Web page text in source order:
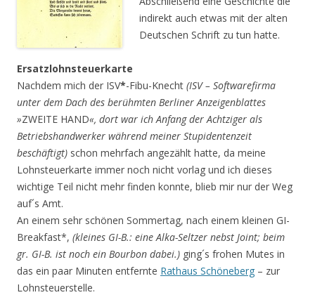
indirekt auch etwas mit der alten
Deutschen Schrift zu tun hatte.
Ersatzlohnsteuerkarte
Nachdem mich der ISV*-Fibu-Knecht (ISV – Softwarefirma
unter dem Dach des berühmten Berliner Anzeigenblattes
»ZWEITE HAND«, dort war ich Anfang der Achtziger als
Betriebshandwerker während meiner Stupidentenzeit
beschäftigt) schon mehrfach angezählt hatte, da meine
Lohnsteuerkarte immer noch nicht vorlag und ich dieses
wichtige Teil nicht mehr finden konnte, blieb mir nur der Weg
auf´s Amt.
An einem sehr schönen Sommertag, nach einem kleinen GI-
Breakfast*, (kleines GI-B.: eine Alka-Seltzer nebst Joint; beim
gr. GI-B. ist noch ein Bourbon dabei.) ging´s frohen Mutes in
das ein paar Minuten entfernte Rathaus Schöneberg – zur
Lohnsteuerstelle.